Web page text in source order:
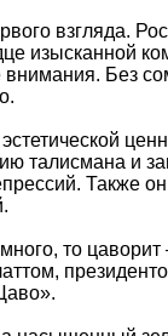
взгляда.
изысканной
Без
талисмана и
Также
то